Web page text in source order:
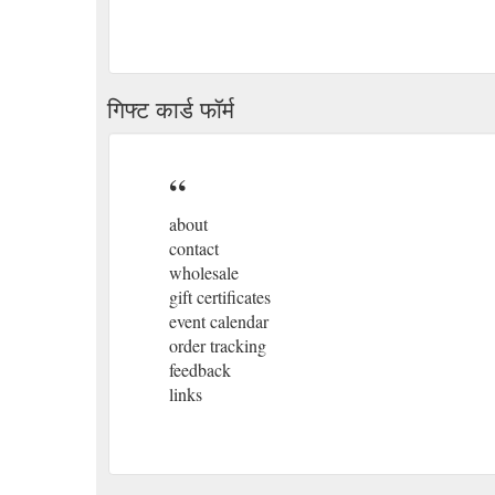
गिफ्ट कार्ड फॉर्म
about
contact
wholesale
gift certificates
event calendar
order tracking
feedback
links